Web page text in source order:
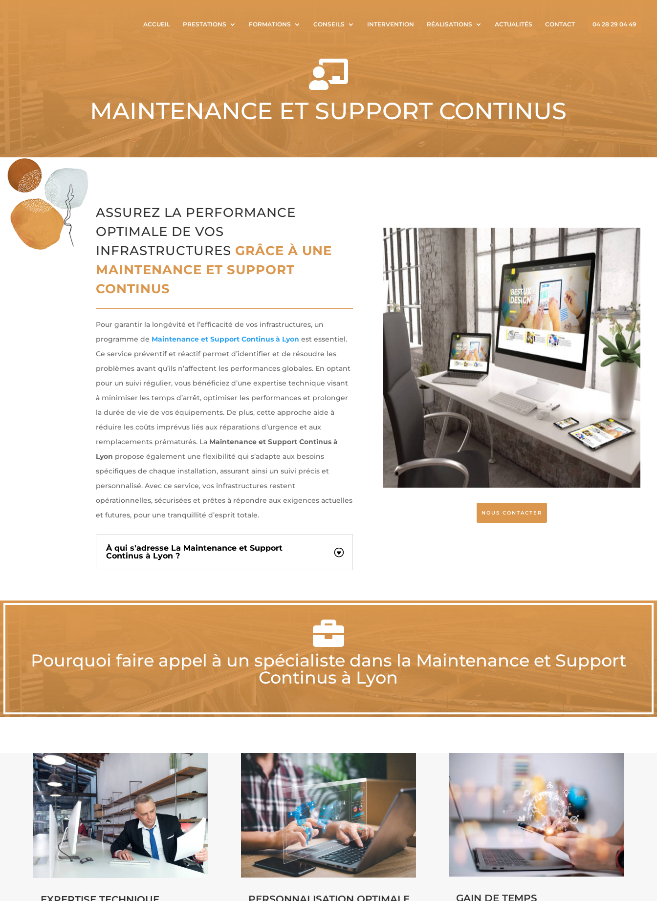
ACCUEIL PRESTATIONS FORMATIONS CONSEILS INTERVENTION RÉALISATIONS ACTUALITÉS CONTACT 04 28 29 04 49

MAINTENANCE ET SUPPORT CONTINUS
ASSUREZ LA PERFORMANCE
OPTIMALE DE VOS
INFRASTRUCTURES GRÂCE À UNE
MAINTENANCE ET SUPPORT
CONTINUS
Pour garantir la longévité et l’efficacité de vos infrastructures, un
programme de Maintenance et Support Continus à Lyon est essentiel.
Ce service préventif et réactif permet d’identifier et de résoudre les
problèmes avant qu’ils n’affectent les performances globales. En optant
pour un suivi régulier, vous bénéficiez d’une expertise technique visant
à minimiser les temps d’arrêt, optimiser les performances et prolonger
la durée de vie de vos équipements. De plus, cette approche aide à
réduire les coûts imprévus liés aux réparations d’urgence et aux
remplacements prématurés. La Maintenance et Support Continus à
Lyon propose également une flexibilité qui s’adapte aux besoins
spécifiques de chaque installation, assurant ainsi un suivi précis et
personnalisé. Avec ce service, vos infrastructures restent
opérationnelles, sécurisées et prêtes à répondre aux exigences actuelles
et futures, pour une tranquillité d’esprit totale.
À qui s'adresse La Maintenance et Support
Continus à Lyon ?
NOUS CONTACTER

Pourquoi faire appel à un spécialiste dans la Maintenance et Support
Continus à Lyon
GAIN DE TEMPS